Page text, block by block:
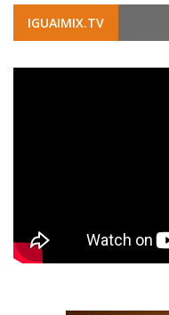
IGUAIMIX.TV